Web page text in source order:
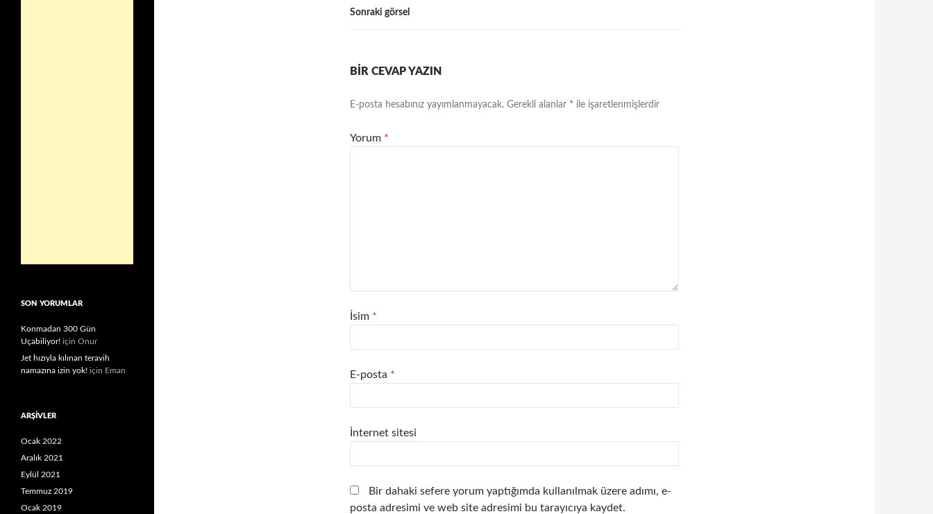
Sonraki görsel
BIR CEVAP YAZIN
E-posta hesabınız yayımlanmayacak. Gerekli alanlar * ile işaretlenmişlerdir
Yorum *
İsim *
E-posta *
İnternet sitesi
Bir dahaki sefere yorum yaptığımda kullanılmak üzere adımı, e-
posta adresimi ve web site adresimi bu tarayıcıya kaydet.
SON YORUMLAR
Konmadan 300 Gün
Uçabiliyor! için Onur
Jet hızıyla kılınan teravih
namazına izin yok! için Eman
ARŞIVLER
Ocak 2022
Aralık 2021
Eylül 2021
Temmuz 2019
Ocak 2019